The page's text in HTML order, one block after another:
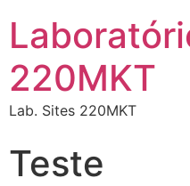
220MKT
Lab. Sites 220MKT
Teste